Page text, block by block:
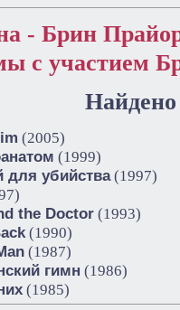
- Брин
с участием
(2005)
(1999)
для убийства(1997)
the Doctor (1993)
(1990)
(1987)
гимн (1986)
(1985)